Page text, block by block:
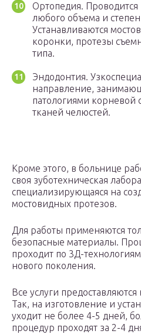
Ортопедия.
любого объема и
Устанавливаются
коронки, протезы
типа.
Эндодонтия.
направление,
патологиями корневой
тканей челюстей.
Кроме этого, в больнице
своя зуботехническая
специализирующаяся на
мостовидных протезов.
Для работы применяются
безопасные материалы.
проходит по 3Д-
нового поколения.
Все услуги
Так, на изготовление и
уходит не более 4-5 дней,
процедур проходят за 2-4